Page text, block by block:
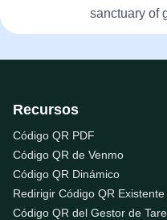
sanctuary of
Recursos
Código QR PDF
Código QR de Venmo
Código QR Dinámico
Redirigir Código QR Existente
Código QR del Gestor de